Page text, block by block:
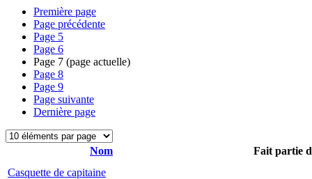
Première page
Page précédente
Page 5
Page 6
Page 7 (page actuelle)
Page 8
Page 9
Page suivante
Dernière page
Nom
Fait partie
Casquette de capitaine